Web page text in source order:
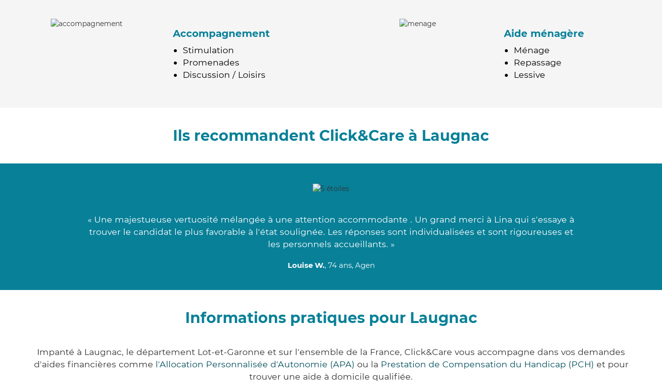
Accompagnement
Stimulation
Promenades
Discussion / Loisirs
Aide ménagère
Ménage
Repassage
Lessive
Ils recommandent Click&Care à Laugnac
« Une majestueuse vertuosité mélangée à une attention accommodante . Un grand merci à Lina qui s'essaye à
trouver le candidat le plus favorable à l'état soulignée. Les réponses sont individualisées et sont rigoureuses et
les personnels accueillants. »
Louise W., 74 ans, Agen
Informations pratiques pour Laugnac
Impanté à Laugnac, le département Lot-et-Garonne et sur l'ensemble de la France, Click&Care vous accompagne dans vos demandes
d'aides financières comme l'Allocation Personnalisée d'Autonomie (APA) ou la Prestation de Compensation du Handicap (PCH) et pour
trouver une aide à domicile qualifiée.